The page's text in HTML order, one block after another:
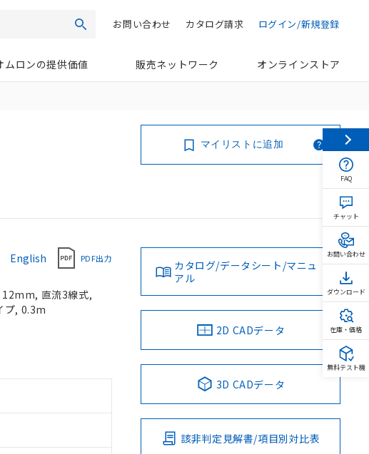
検索 ログイン/新規登録
カタログ請求
お問い合わせ
ムロンの提供価値 販売ネットワーク オンラインストア
マイリストに追加
English PDF出力
12mm, 直流3線式,
プ, 0.3m
カタログ/データシート/マニュ
アル
2D CADデータ
3D CADデータ
該非判定見解書/項目別対比表
FAQ
チャット
お問い合わせ
ダウンロード
在庫・価格
無料テスト機